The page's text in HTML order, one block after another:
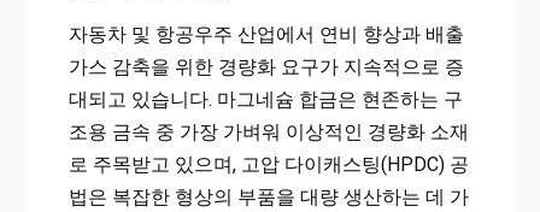
자동차 및 항공우주 산업에서 연비 향상과 배출
가스 감축을 위한 경량화 요구가 지속적으로 증
대되고 있습니다. 마그네슘 합금은 현존하는 구
조용 금속 중 가장 가벼워 이상적인 경량화 소재
로 주목받고 있으며, 고압 다이캐스팅(HPDC) 공
법은 복잡한 형상의 부품을 대량 생산하는 데 가